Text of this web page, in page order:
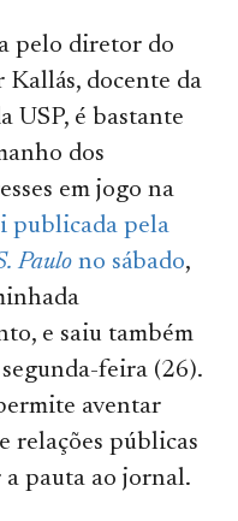
pelo diretor do
docente da
USP, é bastante
dos
em jogo na
publicada pela
Paulo no sábado,
e saiu também
feira (26).
aventar
relações públicas
pauta ao jornal.